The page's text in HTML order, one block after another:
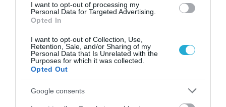
I want to opt-out of processing my
Personal Data for Targeted Advertising.
Opted In
I want to opt-out of Collection, Use,
Retention, Sale, and/or Sharing of my
Personal Data that Is Unrelated with the
Purposes for which it was collected.
Opted Out
Google consents
Τριγλυκερίδια: Ποιες τροφές τα αυξάνουν
και τι να βάλετε στο πιάτο σας για την
καλύτερη ρύθμισή τους